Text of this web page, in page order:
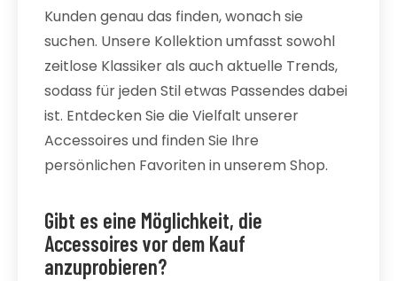
Kunden genau das finden, wonach sie
suchen. Unsere Kollektion umfasst sowohl
zeitlose Klassiker als auch aktuelle Trends,
sodass für jeden Stil etwas Passendes dabei
ist. Entdecken Sie die Vielfalt unserer
Accessoires und finden Sie Ihre
persönlichen Favoriten in unserem Shop.
Gibt es eine Möglichkeit, die
Accessoires vor dem Kauf
anzuprobieren?